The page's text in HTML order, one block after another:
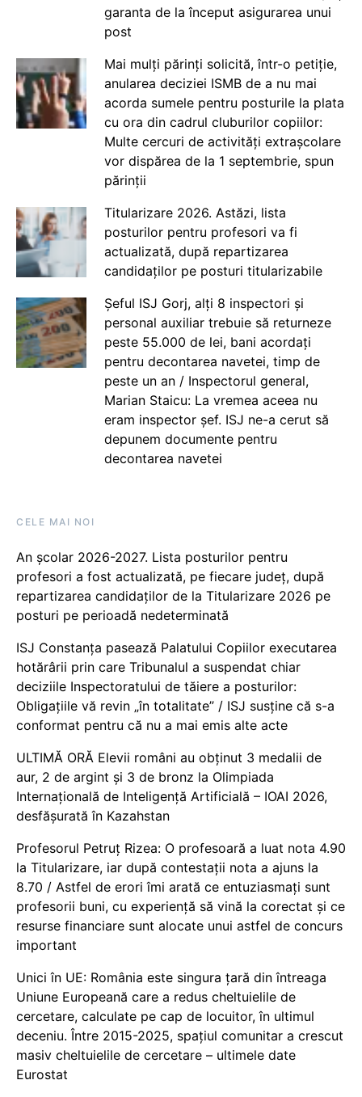
garanta de la început asigurarea unui
post
Mai mulți părinți solicită, într-o petiție,
anularea deciziei ISMB de a nu mai
acorda sumele pentru posturile la plata
cu ora din cadrul cluburilor copiilor:
Multe cercuri de activități extrașcolare
vor dispărea de la 1 septembrie, spun
părinții
Titularizare 2026. Astăzi, lista
posturilor pentru profesori va fi
actualizată, după repartizarea
candidaților pe posturi titularizabile
Șeful ISJ Gorj, alți 8 inspectori și
personal auxiliar trebuie să returneze
peste 55.000 de lei, bani acordați
pentru decontarea navetei, timp de
peste un an / Inspectorul general,
Marian Staicu: La vremea aceea nu
eram inspector șef. ISJ ne-a cerut să
depunem documente pentru
decontarea navetei
CELE MAI NOI
An școlar 2026-2027. Lista posturilor pentru
profesori a fost actualizată, pe fiecare județ, după
repartizarea candidaților de la Titularizare 2026 pe
posturi pe perioadă nedeterminată
ISJ Constanța pasează Palatului Copiilor executarea
hotărârii prin care Tribunalul a suspendat chiar
deciziile Inspectoratului de tăiere a posturilor:
Obligațiile vă revin „în totalitate” / ISJ susține că s-a
conformat pentru că nu a mai emis alte acte
ULTIMĂ ORĂ Elevii români au obținut 3 medalii de
aur, 2 de argint și 3 de bronz la Olimpiada
Internațională de Inteligență Artificială – IOAI 2026,
desfășurată în Kazahstan
Profesorul Petruț Rizea: O profesoară a luat nota 4.90
la Titularizare, iar după contestații nota a ajuns la
8.70 / Astfel de erori îmi arată ce entuziasmați sunt
profesorii buni, cu experiență să vină la corectat și ce
resurse financiare sunt alocate unui astfel de concurs
important
Unici în UE: România este singura țară din întreaga
Uniune Europeană care a redus cheltuielile de
cercetare, calculate pe cap de locuitor, în ultimul
deceniu. Între 2015-2025, spațiul comunitar a crescut
masiv cheltuielile de cercetare – ultimele date
Eurostat